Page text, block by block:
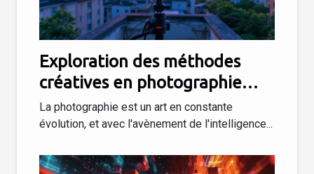
Exploration des méthodes
créatives en photographie
assistée par IA
La photographie est un art en constante
évolution, et avec l'avènement de l'intelligence...